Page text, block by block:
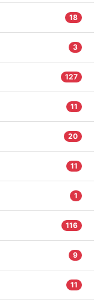
18
3
127
11
20
11
1
116
9
11